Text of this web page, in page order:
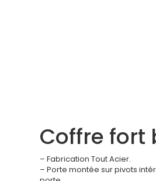
Coffre fort
– Fabrication Tout Acier.
– Porte montée sur pivots